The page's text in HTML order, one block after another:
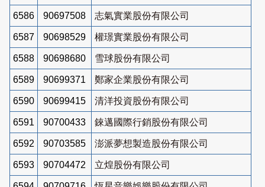
6586 90697508 志氣實業股份有限公司
6587 90698529 權璟實業股份有限公司
6588 90698680 雪球股份有限公司
6589 90699371 鄭家企業股份有限公司
6590 90699415 清洋投資股份有限公司
6591 90700433 錸邁國際行銷股份有限公司
6592 90703585 澎派夢想製造股份有限公司
6593 90704472 立煌股份有限公司